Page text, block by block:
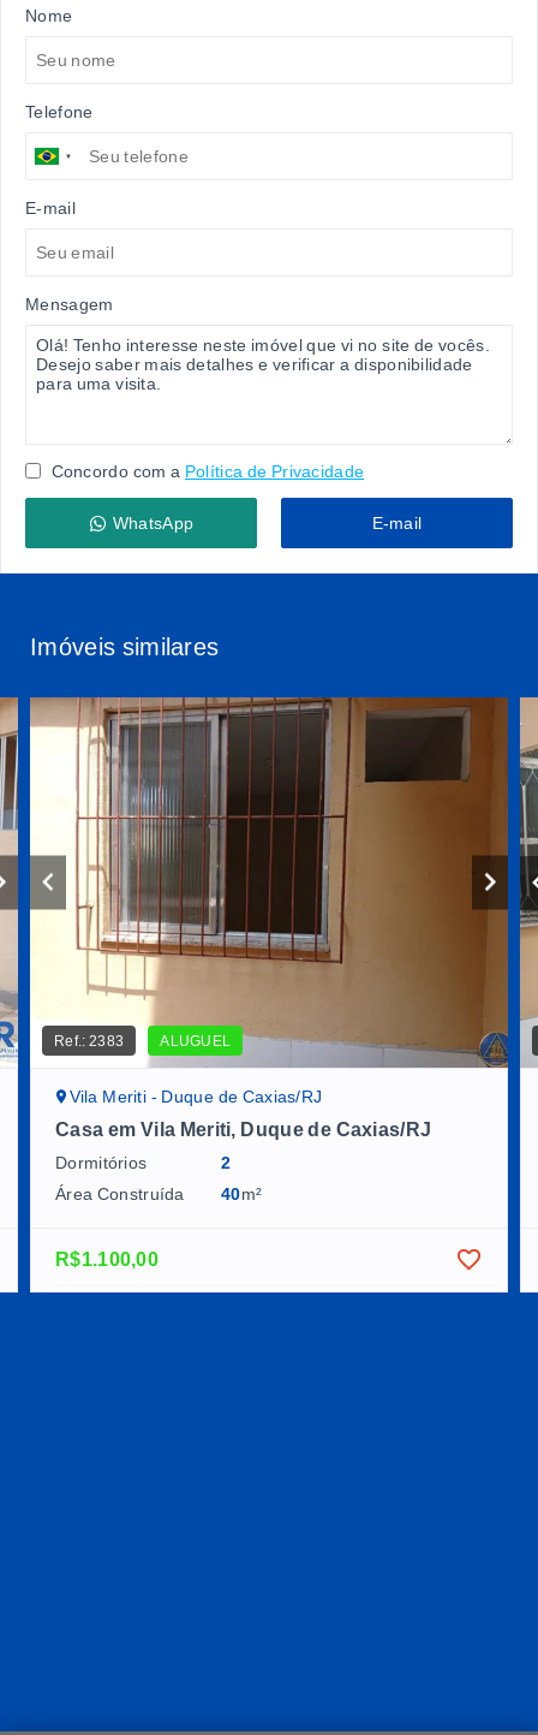
Nome
Telefone
E-mail
Mensagem
Concordo com a Política de Privacidade
WhatsApp E-mail
Imóveis similares
Ref.:2383 ALUGUEL
Vila Meriti - Duque de Caxias/RJ
Casa em Vila Meriti, Duque de Caxias/RJ
Dormitórios
2
Área Construída
40m²
R$1.100,00